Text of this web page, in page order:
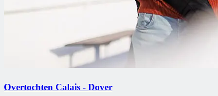
Overtochten Calais - Dover